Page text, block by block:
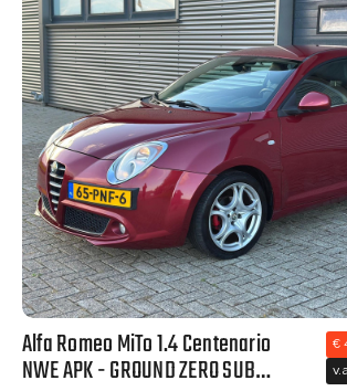
Contact
Diesel 8 Hybride (Benzine) 1
Transmissie
Semi-automaat 1 Handgeschakeld
Alfa Romeo MiTo 1.4 Centenario
NWE APK - GROUND ZERO SUB
€